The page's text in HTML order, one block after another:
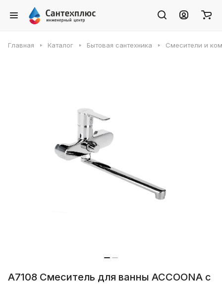
Главная Каталог Бытовая сантехника Смесители и
A7108 Смеситель для ванны ACCOONA с